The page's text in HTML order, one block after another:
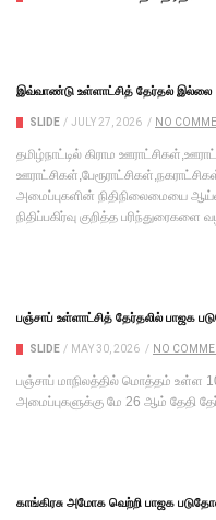
இவ்வாண்டு உள்ளாட்சித் தேர்தல் இல்லை –
SLIDE / JULY 27, 2026 / NO
தமிழ்நாட்டில் கிராம
அமைப்புகளின் நிதிநிலைமையை
நிதிப்பகிர்வு குறித்த பரிந்துரைகளை
பஞ்சாப் உள்ளாட்சித் தேர்தலில் பாஜக
SLIDE / MAY 30, 2026 / NO
பஞ்சாப் மாநிலத்தில் மொத்தம் உள்ள
அமைப்புகளுக்கு மே 26 ஆம் தேதி
காங்கிரசு அமோக வெற்றி பாஜக